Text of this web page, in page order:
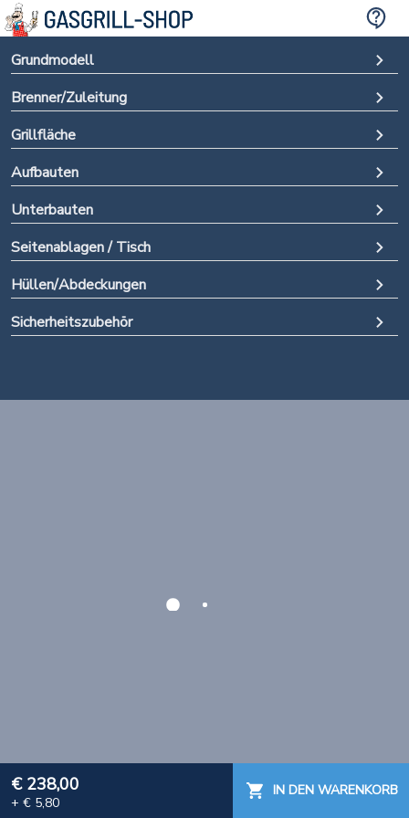
Grundmodell
Brenner/Zuleitung
Grillfläche
Aufbauten
Unterbauten
Seitenablagen / Tisch
Hüllen/Abdeckungen
Sicherheitszubehör
€ 238,00
+ € 5,80
IN DEN WARENKORB